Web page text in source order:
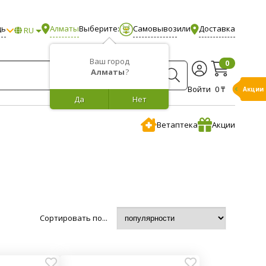
RU Алматы
Ваш город
Алматы?
Нет
Да
Выберите: Самовывозили Доставка
Войти
0
0 ₸
Ветаптека Акции
Сортировать по...
Акции